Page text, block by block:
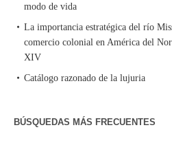
modo de vida
La importancia estratégica del río
comercio colonial en América del
XIV
Catálogo razonado de la lujuria
BÚSQUEDAS MÁS FRECUENTES